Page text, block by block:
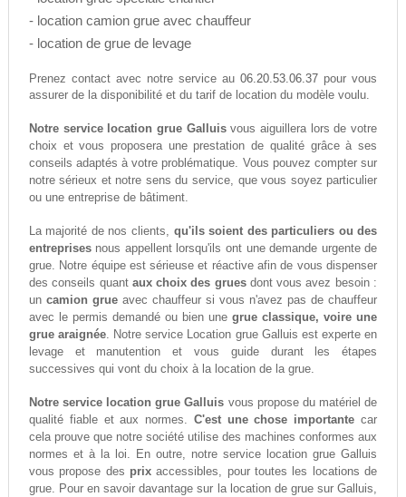
- location camion grue avec chauffeur
- location de grue de levage
Prenez contact avec notre service au06.20.53.06.37 pour vous
assurer de la disponibilité et du tarif de location du modèle voulu.
Notre service location grue Galluisvous aiguillera lors de votre
choix et vous proposera une prestation de qualité grâce à ses
conseils adaptés à votre problématique. Vous pouvez compter sur
notre sérieux et notre sens du service, que vous soyez particulier
ou une entreprise de bâtiment.
La majorité de nos clients, qu'ils soient des particuliers ou des
entreprisesnous appellent lorsqu'ils ont une demande urgente de
grue. Notre équipe est sérieuse et réactive afin de vous dispenser
des conseils quant aux choix des gruesdont vous avez besoin :
un camion grueavec chauffeur si vous n'avez pas de chauffeur
avec le permis demandé ou bien unegrue classique, voire une
grue araignée. Notre service Location grue Galluis est experte en
levage et manutention et vous guide durant les étapes
successives qui vont du choix à la location de la grue.
Notre service location grue Galluis vous propose du matériel de
qualité fiable et aux normes. C'est une chose importante car
cela prouve que notre société utilise des machines conformes aux
normes et à la loi. En outre, notre service location grue Galluis
vous propose des prixaccessibles, pour toutes les locations de
grue. Pour en savoir davantage sur la location de grue sur Galluis,